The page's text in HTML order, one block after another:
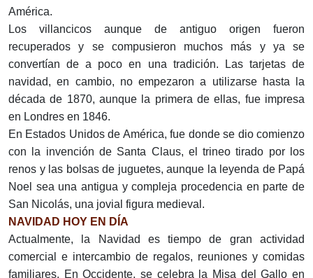
América.
Los villancicos aunque de antiguo origen fueron
recuperados y se compusieron muchos más y ya se
convertían de a poco en una tradición. Las tarjetas de
navidad, en cambio, no empezaron a utilizarse hasta la
década de 1870, aunque la primera de ellas, fue impresa
en Londres en 1846.
En Estados Unidos de América, fue donde se dio comienzo
con la invención de Santa Claus, el trineo tirado por los
renos y las bolsas de juguetes, aunque la leyenda de Papá
Noel sea una antigua y compleja procedencia en parte de
San Nicolás, una jovial figura medieval.
NAVIDAD HOY EN DÍA
Actualmente, la Navidad es tiempo de gran actividad
comercial e intercambio de regalos, reuniones y comidas
familiares. En Occidente, se celebra la Misa del Gallo en